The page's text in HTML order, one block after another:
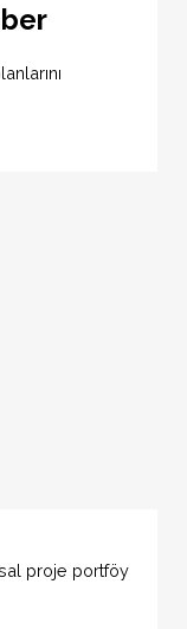
proje portföy